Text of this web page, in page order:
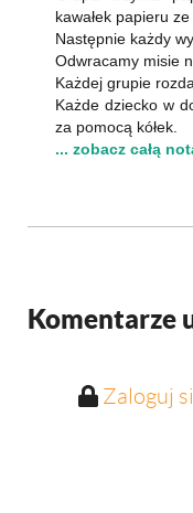
kawałek papieru
Następnie każdy
Odwracamy misie
Każdej grupie
Każde dziecko w
za pomocą kółek.
... zobacz całą
Komentarze
Zaloguj